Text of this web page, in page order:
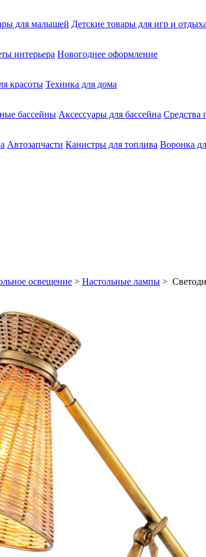
для малышей Детские товары для игр и отдыха
интерьера Новогоднее оформление
красоты Техника для дома
бассейны Аксессуары для бассейна Средства
Автозапчасти Канистры для топлива Воронка
освещение > Настольные лампы >